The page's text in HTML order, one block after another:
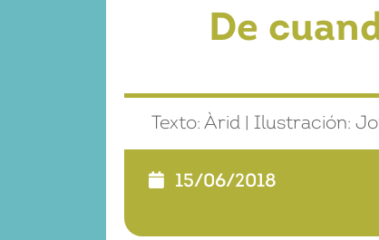
De
Texto: Àrid | Ilustración:
15/06/2018